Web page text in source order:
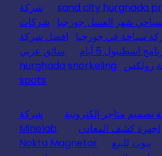
sand city hurghada
شركة
سياحي شهر العسل جورجيا
شركات
سياحة في جورجيا
افضل شركة
اسطنبول 5 أيام
سائق عربي
رولكس
hurghada snorkeling
spots
تصميم متاجر الكترونية
شركة
اجهزة كشف المعادن
Minelab
بيوت للبيع
Nokta Magnetar